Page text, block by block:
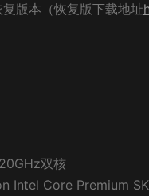
版本（恢复版下载地址
双核
Intel Core Premium